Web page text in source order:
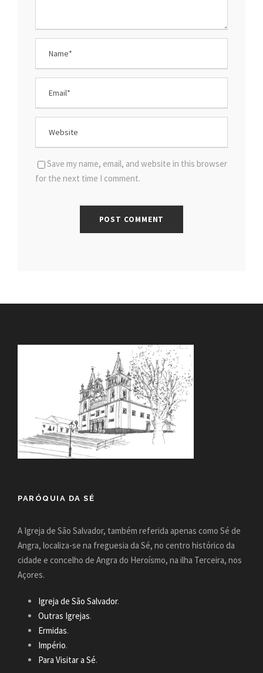
Save my name, email, and website in this browser
for the next time I comment.
PARÓQUIA DA SÉ
A Igreja de São Salvador, também referida apenas como Sé de
Angra, localiza-se na freguesia da Sé, no centro histórico da
cidade e concelho de Angra do Heroísmo, na ilha Terceira, nos
Açores.
Igreja de São Salvador.
Outras Igrejas.
Ermidas.
Império.
Para Visitar a Sé.